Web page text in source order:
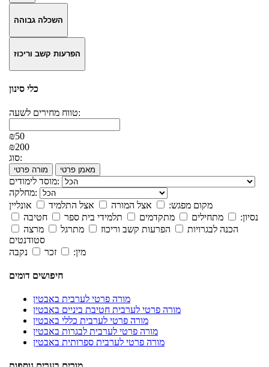
השכלה גבוהה
הפרעות קשב וריכוז
כלי סינון
טווח מחירים לשעה:
₪50
₪200
סוג:
מורה פרטי מאמן פרטי
מוסד לימודים:
מחלקה:
מקום מפגש:
אצל המורה אצל התלמיד
אונליין
נסיון:
מתחילים מתקדמים תלמידי בית ספר
חטיבה
הכנה לבגרויות
הפרעות קשב וריכוז מתרגל
מרצה
סטודנטים
מין:
זכר נקבה
חיפושים דומים
מורה פרטי לערבית באבטין
מורה פרטי לערבית חטיבת ביניים באבטין
מורה פרטי לערבית כללי באבטין
מורה פרטי לערבית לבגרות באבטין
מורה פרטי לערבית ספרותית באבטין